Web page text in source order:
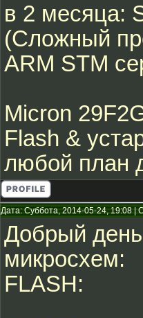
в 2 месяца:
(Сложный
ARM STM
Micron
Flash &
любой план
Дата: Суббота, 2014-05-24, 19:08
Добрый
микросхем:
FLASH: